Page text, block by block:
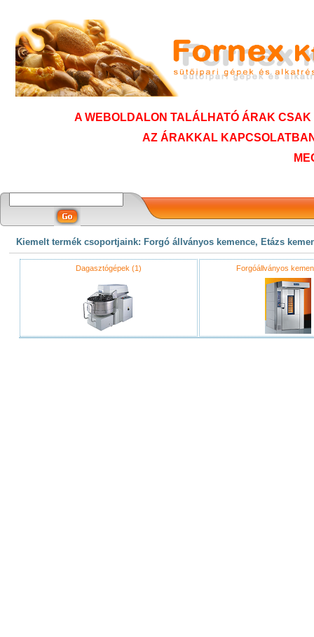
A WEBOLDALON TALÁLHATÓ ÁRAK
AZ ÁRAKKAL
Kiemelt termék csoportjaink: Forgó állványos kemence, Etázs
Dagasztógépek (1) Forgóállványos